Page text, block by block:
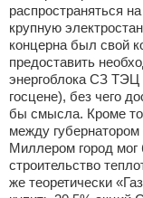
распространяться
крупную
концерна был свой
предоставить
энергоблока СЗ ТЭЦ
госцене), без чего
бы смысла. Кроме
между
Миллером город мог
строительство
же теоретически